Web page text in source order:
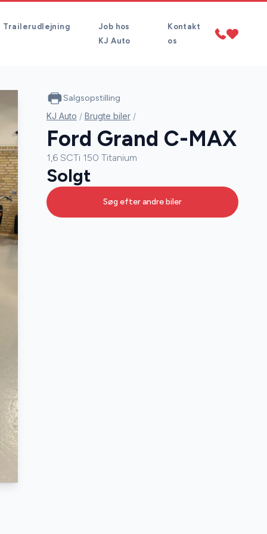
Trailerudlejning
Job hos
KJ Auto
Kontakt
os
Salgsopstilling
KJ Auto / Brugte biler /
Ford Grand C-MAX
1,6 SCTi 150 Titanium
Solgt
Søg efter andre biler